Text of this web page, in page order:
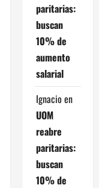
paritarias:
buscan
10% de
aumento
salarial
Ignacio en
UOM
reabre
paritarias:
buscan
10% de